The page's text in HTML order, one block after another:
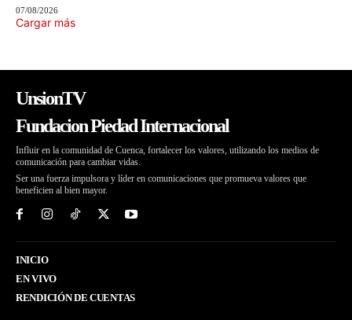
07/08/2026
Cargar más
UnsionTV
Fundacion Piedad Internacional
Influir en la comunidad de Cuenca, fortalecer los valores, utilizando los medios de
comunicación para cambiar vidas.
Ser una fuerza impulsora y líder en comunicaciones que promueva valores que
beneficien al bien mayor.
INICIO
EN VIVO
RENDICIÓN DE CUENTAS